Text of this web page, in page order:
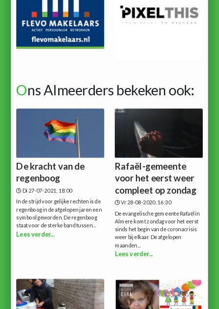
Ons Almeerders bekeken ook:
De kracht van de
regenboog
Di 27-07-2021, 18:00
In de strijd voor gelijke rechten is de
regenboog in de afgelopen jaren een
symbool geworden. De regenboog
staat voor de sterke band tussen...
Lees verder...
Rafaël-gemeente
voor het eerst weer
compleet op zondag
Vr 28-08-2020, 16:30
De evangelische gemeente Rafaël in
Almere komt zondag voor het eerst
sinds het begin van de coronacrisis
weer bij elkaar. De afgelopen
maanden...
Lees verder...